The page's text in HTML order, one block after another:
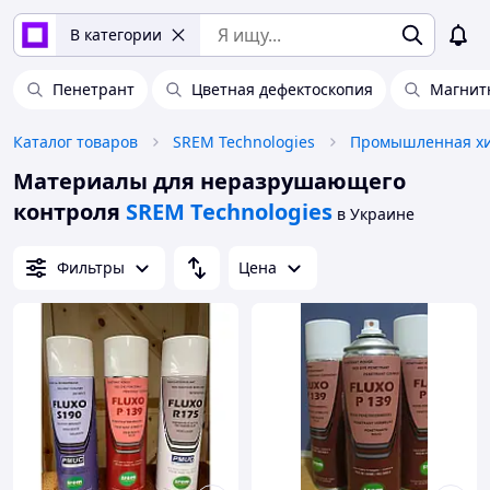
В категории
Пенетрант Цветная дефектоскопия
Каталог товаров SREM Technologies Промышленная
Материалы для неразрушающего
контроля SREM Technologies в Украине
Фильтры Цена